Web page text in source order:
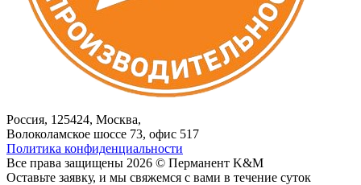
Россия, 125424, Москва,
Волоколамское шоссе 73, офис 517
Политика конфиденциальности
Все права защищены 2026 © Перманент K&M
Оставьте заявку, и мы свяжемся с вами в течение суток